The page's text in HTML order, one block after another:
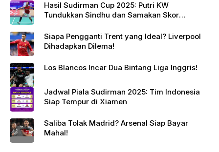
Hasil Sudirman Cup 2025: Putri KW
Tundukkan Sindhu dan Samakan Skor
Siapa Pengganti Trent yang Ideal? Liverpool
Dihadapkan Dilema!
Los Blancos Incar Dua Bintang Liga Inggris!
Jadwal Piala Sudirman 2025: Tim Indonesia
Siap Tempur di Xiamen
Saliba Tolak Madrid? Arsenal Siap Bayar
Mahal!